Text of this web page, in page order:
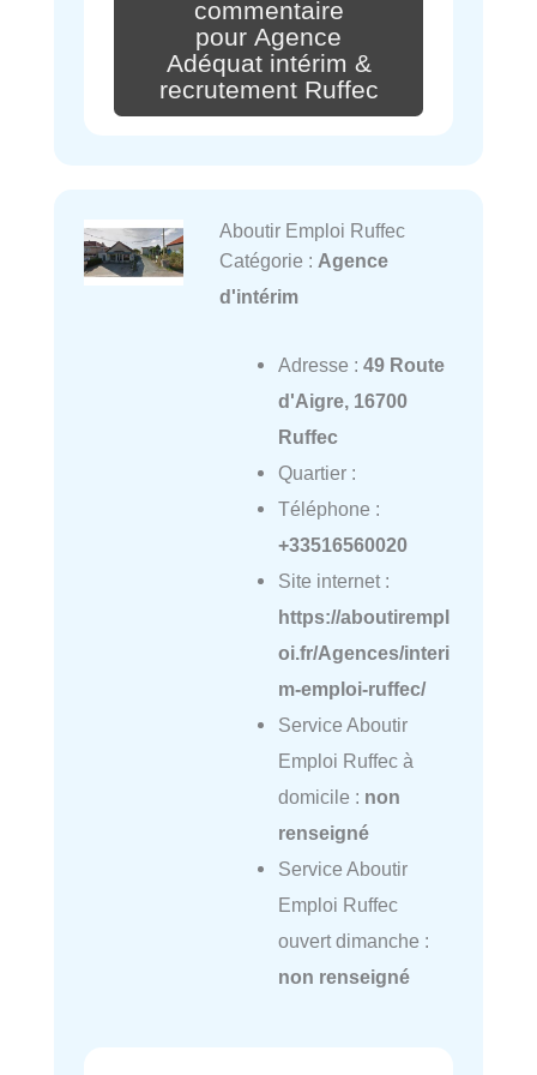
commentaire
pour Agence
Adéquat intérim &
recrutement Ruffec
Aboutir Emploi Ruffec
Catégorie : Agence
d'intérim
Adresse : 49 Route
d'Aigre, 16700
Ruffec
Quartier :
Téléphone :
+33516560020
Site internet :
https://aboutirempl
oi.fr/Agences/interi
m-emploi-ruffec/
Service Aboutir
Emploi Ruffec à
domicile : non
renseigné
Service Aboutir
Emploi Ruffec
ouvert dimanche :
non renseigné